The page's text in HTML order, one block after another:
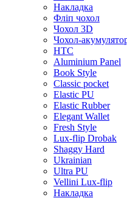
Накладка
Фліп чохол
Чохол 3D
Чохол-
HTC
Aluminium Panel
Book Style
Classic pocket
Elastic PU
Elastic Rubber
Elegant Wallet
Fresh Style
Lux-flip Drobak
Shaggy Hard
Ukrainian
Ultra PU
Vellini Lux-flip
Накладка